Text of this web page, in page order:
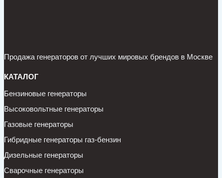
Продажа генераторов от лучших мировых брендов в Москве
КАТАЛОГ
Бензиновые генераторы
Высоковольтные генераторы
Газовые генераторы
Гибридные генераторы газ-бензин
Дизельные генераторы
Сварочные генераторы